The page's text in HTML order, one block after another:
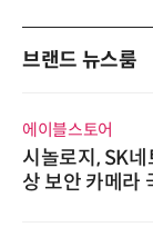
브랜드 뉴스룸
에이블스토어
시놀로지, SK
상 보안 카메라